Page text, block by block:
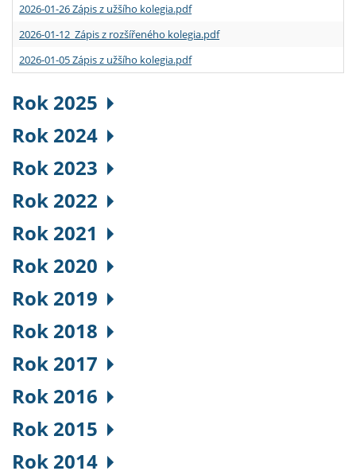
2026-01-26 Zápis z užšího kolegia.pdf
2026-01-12 Zápis z rozšířeného kolegia.pdf
2026-01-05 Zápis z užšího kolegia.pdf
Rok 2025
Rok 2024
Rok 2023
Rok 2022
Rok 2021
Rok 2020
Rok 2019
Rok 2018
Rok 2017
Rok 2016
Rok 2015
Rok 2014